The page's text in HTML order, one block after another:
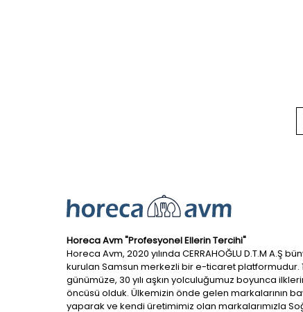
Horeca Avm "Profesyonel Ellerin Tercihi"
Horeca Avm, 2020 yılında CERRAHOĞLU D.T.M A.Ş
kurulan Samsun merkezli bir e-ticaret platformudur.
günümüze, 30 yılı aşkın yolculuğumuz boyunca
öncüsü olduk. Ülkemizin önde gelen markalarının
yaparak ve kendi üretimimiz olan markalarımızla